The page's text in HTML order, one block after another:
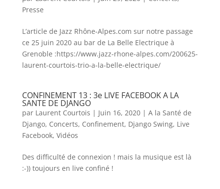
Presse
L’article de Jazz Rhône-Alpes.com sur notre passage
ce 25 juin 2020 au bar de La Belle Electrique à
Grenoble :https://www.jazz-rhone-alpes.com/200625-
laurent-courtois-trio-a-la-belle-electrique/
CONFINEMENT 13 : 3e LIVE FACEBOOK A LA
SANTE DE DJANGO
par Laurent Courtois | Juin 16, 2020| A la Santé de
Django, Concerts, Confinement, Django Swing, Live
Facebook, Vidéos
Des difficulté de connexion ! mais la musique est là
:-)) toujours en live confiné !